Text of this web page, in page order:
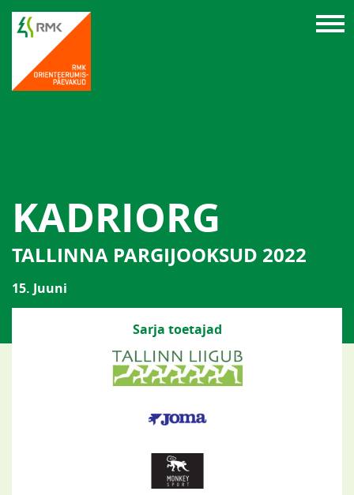
KADRIORG
TALLINNA PARGIJOOKSUD 2022
15. Juuni
Sarja toetajad